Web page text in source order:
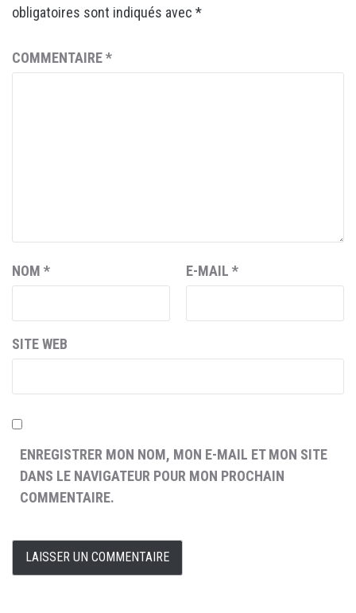
obligatoires sont indiqués avec *
COMMENTAIRE*
NOM * E-MAIL *
SITE WEB
ENREGISTRER MON NOM, MON E-MAIL ET MON SITE
DANS LE NAVIGATEUR POUR MON PROCHAIN
COMMENTAIRE.